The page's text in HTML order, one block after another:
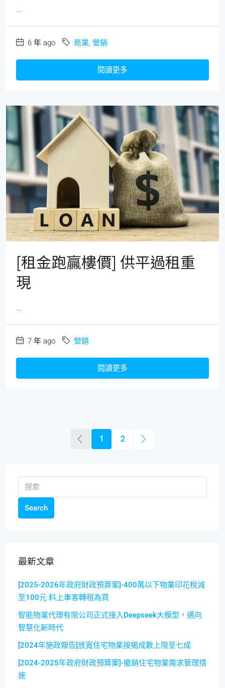
...
6 年 ago 商業, 營銷
閱讀更多
[租金跑贏樓價] 供平過租重
現
...
7 年 ago 營銷
閱讀更多
1 2
Search
最新文章
[2025-2026年政府財政預算案]-400萬以下物業印花稅減
至100元 料上車客轉租為買
智能物業代理有限公司正式接入Deepseek大模型，邁向
智慧化新時代
[2024年施政報告]放寬住宅物業按揭成數上限至七成
[2024-2025年政府財政預算案]-撤銷住宅物業需求管理措
施